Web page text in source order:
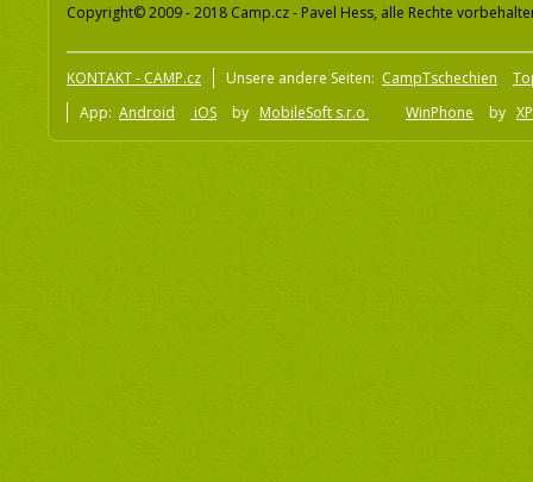
Copyright© 2009 - 2018 Camp.cz - Pavel Hess, alle Rechte
KONTAKT - CAMP.cz Unsere andere Seiten: CampTschechien
App: Android iOS by MobileSoft s.r.o WinPhone by